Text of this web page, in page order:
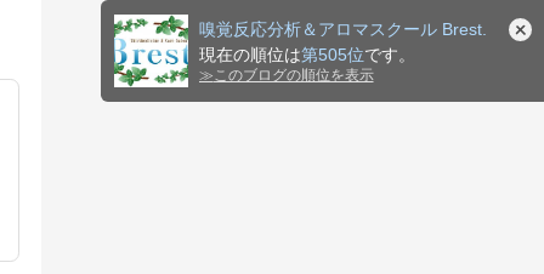
嗅覚反応分析＆アロマスクール Brest.
現在の順位は第505位です。
≫ このブログの順位を表示